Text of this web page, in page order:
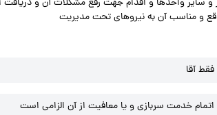
سایر واحدها و اقدام جهت رفع مشکلات آن و دریافت
و مناسب آن به نیروهای تحت مدیریت
فقط آقا
اتمام خدمت سربازی و یا معافیت از آن الزامی است